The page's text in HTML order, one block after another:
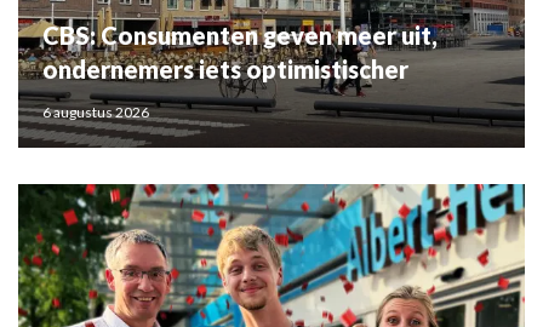
CBS: Consumenten geven meer uit,
ondernemers iets optimistischer
6 augustus 2026